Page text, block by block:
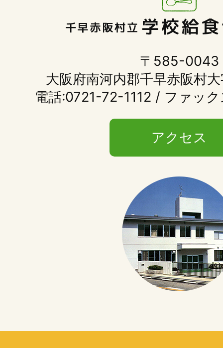
〒585-0043
大阪府南河内郡千早赤阪村
電話:0721-72-1112 / ファッ
アクセス